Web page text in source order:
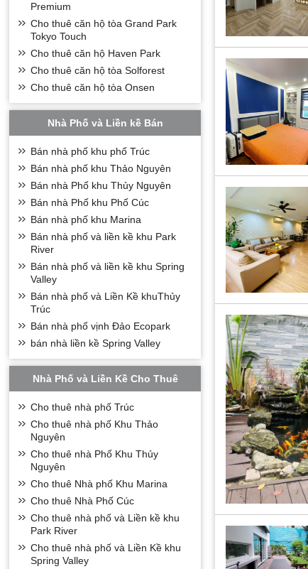
Dự án chung
*Khu Căn Hộ
Chung cư
1. Khu ẩm thực
2. Trường liên
3. Siêu thị
4. Trường mầm
5. Hệ thống công
Với hàng loạt các
khám y tế cộng
- Có 13 tòa
tầng, 4 tòa
154m2 và
*Khu Căn
Aqua Bay là
độc đáo, tiện tích
trọn vẹn trong
Premium
Cho thuê căn hộ tòa Grand Park
Tokyo Touch
Cho thuê căn hộ Haven Park
Cho thuê căn hộ tòa Solforest
Cho thuê căn hộ tòa Onsen
Nhà Phố và Liền kề Bán
Bán nhà phố khu phố Trúc
Bán nhà phố khu Thảo Nguyên
Bán nhà Phố khu Thủy Nguyên
Bán nhà Phố khu Phố Cúc
Bán nhà phố khu Marina
Bán nhà phố và liền kề khu Park
River
Bán nhà phố và liền kề khu Spring
Valley
Bán nhà phố và Liền Kề khuThủy
Trúc
Bán nhà phố vịnh Đảo Ecopark
bán nhà liền kề Spring Valley
Nhà Phố và Liền Kề Cho Thuê
Cho thuê nhà phố Trúc
Cho thuê nhà phố Khu Thảo
Nguyên
Cho thuê nhà Phố Khu Thủy
Nguyên
Cho thuê Nhà phố Khu Marina
Cho thuê Nhà Phố Cúc
Cho thuê nhà phố và Liền kề khu
Park River
Cho thuê nhà phố và Liền Kề khu
Spring Valley